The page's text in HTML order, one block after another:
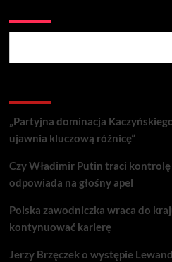
„Partyjna dominacja
ujawnia kluczową różnicę”
Czy Władimir Putin traci kontrolę
odpowiada na głośny apel
Polska zawodniczka wraca do
kontynuować karierę
Jerzy Brzęczek o występie